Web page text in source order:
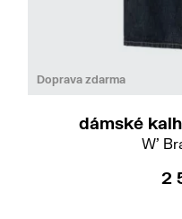
Doprava zdarma
dámské
W'
2